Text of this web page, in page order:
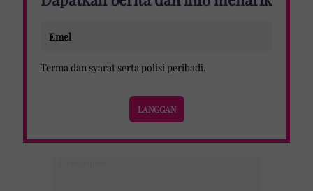
Terma dan syarat serta polisi peribadi.